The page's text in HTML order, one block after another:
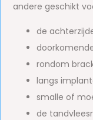
andere geschikt
de
rondom
langs
smalle of
de